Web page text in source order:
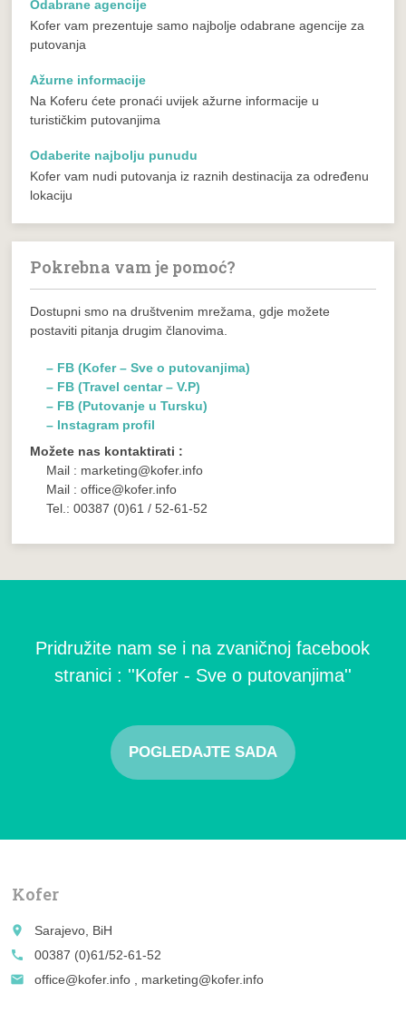
Odabrane agencije
Kofer vam prezentuje samo najbolje odabrane agencije za
putovanja
Ažurne informacije
Na Koferu ćete pronaći uvijek ažurne informacije u
turističkim putovanjima
Odaberite najbolju punudu
Kofer vam nudi putovanja iz raznih destinacija za određenu
lokaciju
Pokrebna vam je pomoć?
Dostupni smo na društvenim mrežama, gdje možete
postaviti pitanja drugim članovima.
– FB (Kofer – Sve o putovanjima)
– FB (Travel centar – V.P)
– FB (Putovanje u Tursku)
– Instagram profil
Možete nas kontaktirati :
Mail : marketing@kofer.info
Mail : office@kofer.info
Tel.: 00387 (0)61 / 52-61-52
Pridružite nam se i na zvaničnoj facebook
stranici : ''Kofer - Sve o putovanjima''
POGLEDAJTE SADA
Kofer
place
Sarajevo, BiH
call
00387 (0)61/52-61-52
email
office@kofer.info , marketing@kofer.info